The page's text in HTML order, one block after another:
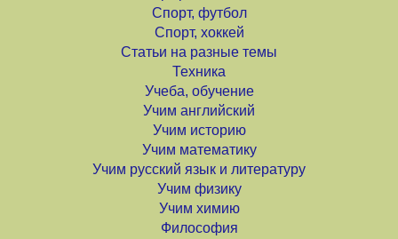
Спорт, футбол
Спорт, хоккей
Статьи на разные темы
Техника
Учеба, обучение
Учим английский
Учим историю
Учим математику
Учим русский язык и литературу
Учим физику
Учим химию
Философия